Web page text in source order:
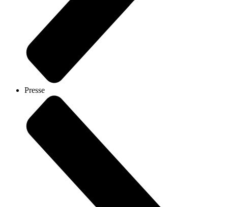
Presse